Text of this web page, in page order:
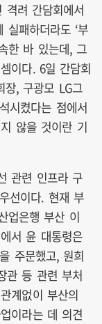
격려 간담회에서
패하더라도 ‘부
한 바 있는데, 그
이다. 6일 간담회
장, 구광모 LG그
시켰다는 점에서
않을 것이란 기
관련 인프라 구
선이다. 현재 부
업은행 부산 이
서 윤 대통령은
주문했고, 원희
관 등 관련 부처
계없이 부산의
이라는 데 의견